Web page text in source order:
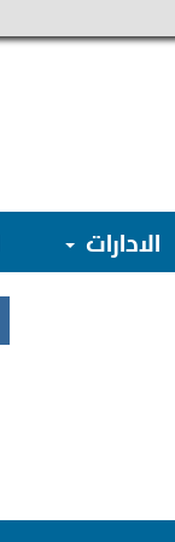
الادارات